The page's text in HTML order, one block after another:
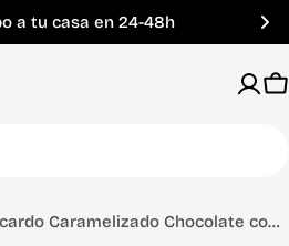
a tu casa en 24-48h
Anacardo Caramelizado Chocolate con Leche y Toque de Sal